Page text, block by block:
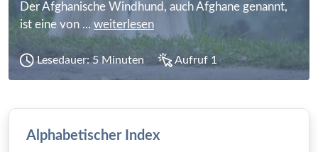
Der Afghanische Windhund, auch Afghane genannt,
ist eine von ... weiterlesen
Lesedauer: 5 Minuten Aufruf 1
Alphabetischer Index